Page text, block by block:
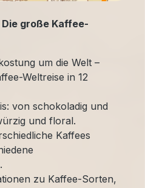
große Kaffee-
um die Welt –
Weltreise in 12
von schokoladig und
und floral.
Kaffees
zu Kaffee-Sorten,